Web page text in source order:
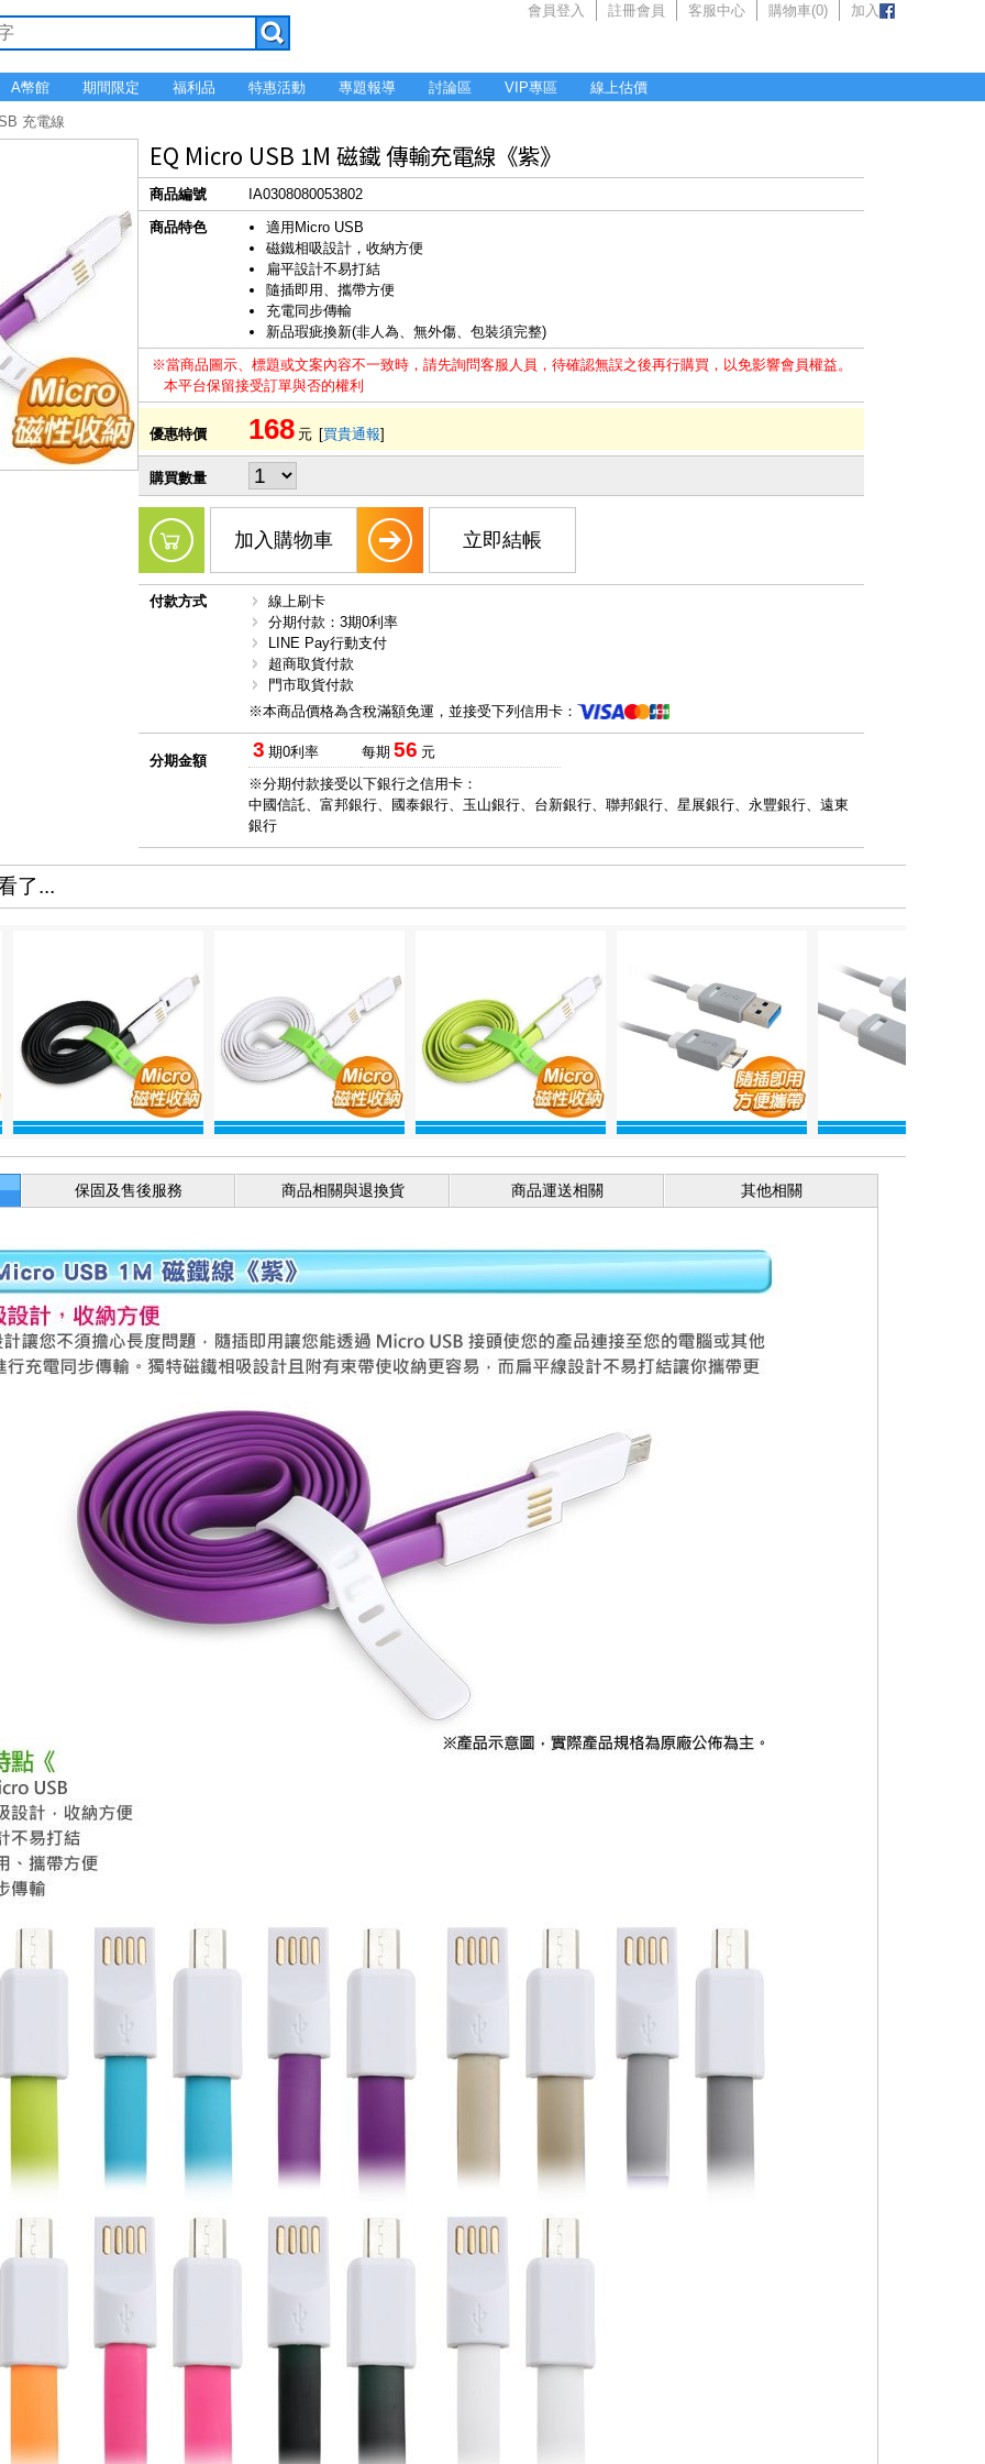
會員登入 註冊會員 客服中心 購物車(0) 加入
A幣館 期間限定 福利品 特惠活動 專題報導 討論區 VIP專區 線上估價
充電線
EQ Micro USB 1M 磁鐵 傳輸充電線《紫》
商品編號
IA0308080053802
商品特色
適用Micro USB
磁鐵相吸設計，收納方便
扁平設計不易打結
隨插即用、攜帶方便
充電同步傳輸
新品瑕疵換新(非人為、無外傷、包裝須完整)
※當商品圖示、標題或文案內容不一致時，請先詢問客服人員，待確認無誤之後再行購買，以免影響會員權益。
本平台保留接受訂單與否的權利
優惠特價 168 元 [買貴通報]
購買數量
加入購物車 立即結帳
付款方式
線上刷卡
分期付款：3期0利率
LINE Pay行動支付
超商取貨付款
門市取貨付款
※本商品價格為含稅滿額免運，並接受下列信用卡：
分期金額 3 期0利率 每期 56 元
※分期付款接受以下銀行之信用卡：
中國信託、富邦銀行、國泰銀行、玉山銀行、台新銀行、聯邦銀行、星展銀行、永豐銀行、遠東
銀行
了...
保固及售後服務 商品相關與退換貨 商品運送相關 其他相關